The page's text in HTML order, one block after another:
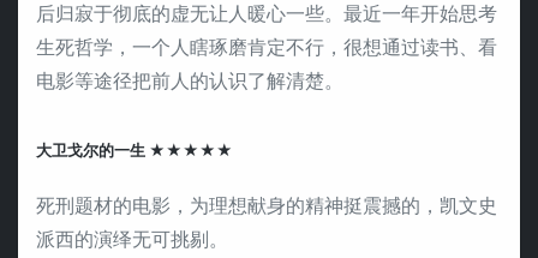
后归寂于彻底的虚无让人暖心一些。最近一年开始思考
生死哲学，一个人瞎琢磨肯定不行，很想通过读书、看
电影等途径把前人的认识了解清楚。
大卫戈尔的一生 ★★★★★
死刑题材的电影，为理想献身的精神挺震撼的，凯文史
派西的演绎无可挑剔。